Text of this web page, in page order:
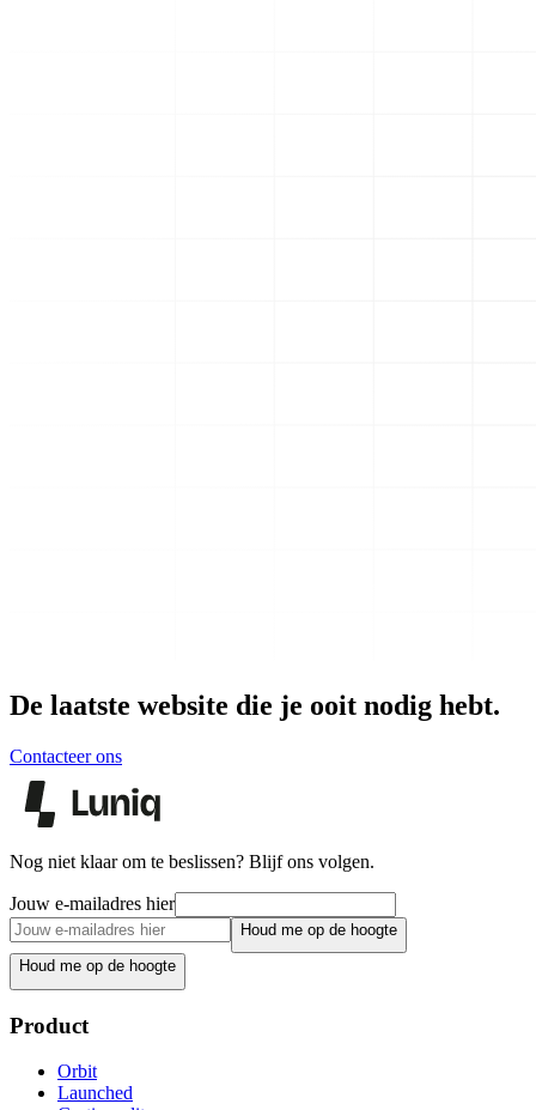
De laatste website die je ooit nodig hebt.
Contacteer ons
Nog niet klaar om te beslissen? Blijf ons volgen.
Jouw e-mailadres hier
Houd me op de hoogte
Houd me op de hoogte
Product
Orbit
Launched